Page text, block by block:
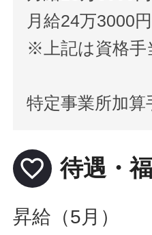
月給24万3000
※上記は資格手
特定事業所加算
favorite_border 待遇・
昇給（5月）